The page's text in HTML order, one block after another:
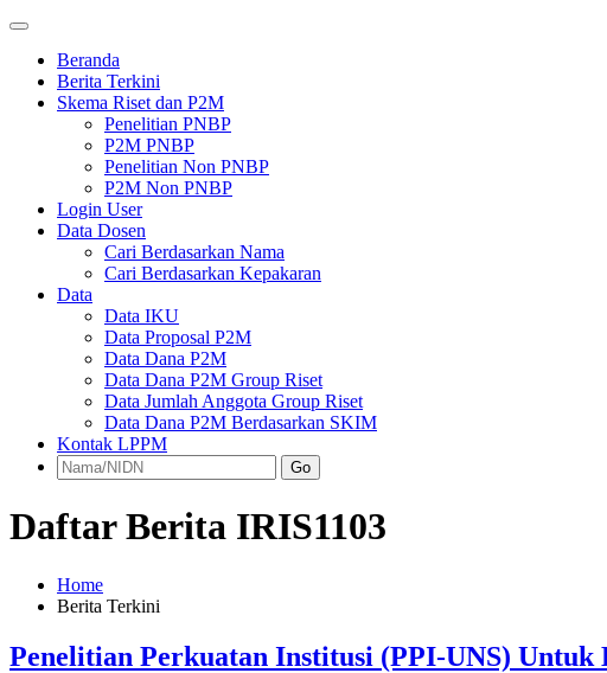
Beranda
Berita Terkini
Skema Riset dan P2M
Penelitian PNBP
P2M PNBP
Penelitian Non PNBP
P2M Non PNBP
Login User
Data Dosen
Cari Berdasarkan Nama
Cari Berdasarkan Kepakaran
Data
Data IKU
Data Proposal P2M
Data Dana P2M
Data Dana P2M Group Riset
Data Jumlah Anggota Group Riset
Data Dana P2M Berdasarkan SKIM
Kontak LPPM
Go
Daftar Berita IRIS1103
Home
Berita Terkini
Penelitian Perkuatan Institusi (PPI-UNS) Untuk